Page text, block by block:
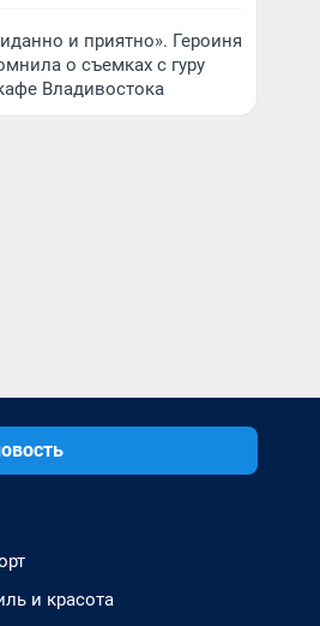
и приятно». Героиня
о съемках с гуру
Владивостока
и красота